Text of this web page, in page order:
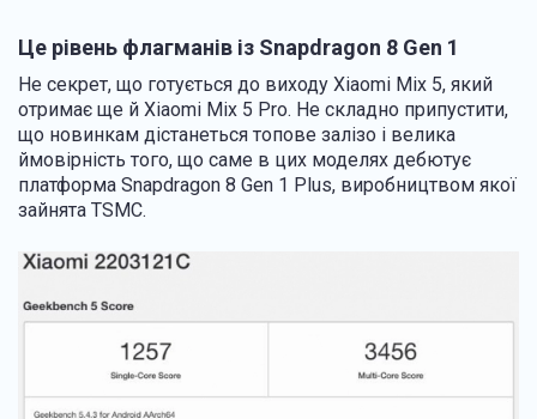
Це рівень флагманів із Snapdragon 8 Gen 1
Не секрет, що готується до виходу Xiaomi Mix 5, який
отримає ще й Xiaomi Mix 5 Pro. Не складно припустити,
що новинкам дістанеться топове залізо і велика
ймовірність того, що саме в цих моделях дебютує
платформа Snapdragon 8 Gen 1 Plus, виробництвом якої
зайнята TSMC.